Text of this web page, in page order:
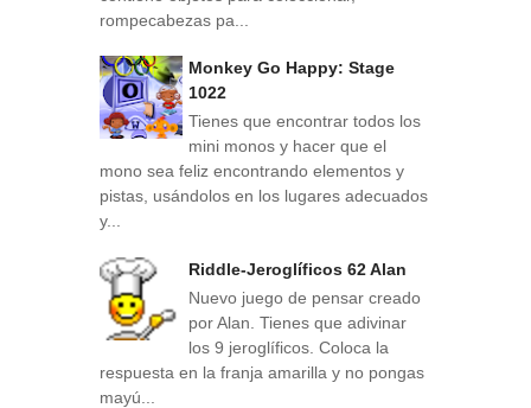
rompecabezas pa...
Monkey Go Happy: Stage
1022
Tienes que encontrar todos los
mini monos y hacer que el
mono sea feliz encontrando elementos y
pistas, usándolos en los lugares adecuados
y...
Riddle-Jeroglíficos 62 Alan
Nuevo juego de pensar creado
por Alan. Tienes que adivinar
los 9 jeroglíficos. Coloca la
respuesta en la franja amarilla y no pongas
mayú...